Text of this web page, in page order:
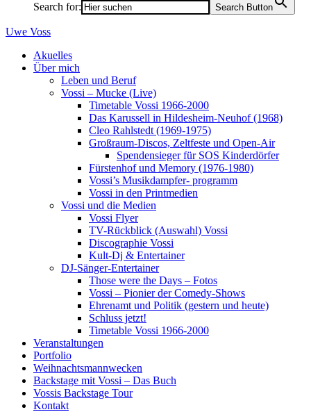
Search for: Search Button
Uwe Voss
Akuelles
Über mich
Leben und Beruf
Vossi – Mucke (Live)
Timetable Vossi 1966-2000
Das Karussell in Hildesheim-Neuhof (1968)
Cleo Rahlstedt (1969-1975)
Großraum-Discos, Zeltfeste und Open-Air
Spendensieger für SOS Kinderdörfer
Fürstenhof und Memory (1976-1980)
Vossi’s Musikdampfer- programm
Vossi in den Printmedien
Vossi und die Medien
Vossi Flyer
TV-Rückblick (Auswahl) Vossi
Discographie Vossi
Kult-Dj & Entertainer
DJ-Sänger-Entertainer
Those were the Days – Fotos
Vossi – Pionier der Comedy-Shows
Ehrenamt und Politik (gestern und heute)
Schluss jetzt!
Timetable Vossi 1966-2000
Veranstaltungen
Portfolio
Weihnachtsmannwecken
Backstage mit Vossi – Das Buch
Vossis Backstage Tour
Kontakt